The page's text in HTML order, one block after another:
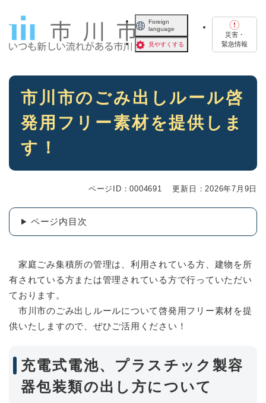
Foreign
language
見やすくする
災害・
緊急情報
本
市川市のごみ出しルール啓
発用フリー素材を提供しま
す！
ページID：0004691 更新日：2026年7月9日
ページ内目次
家庭ごみ集積所の管理は、利用されている方、建物を所
有されている方または管理されている方で行っていただい
ております。
市川市のごみ出しルールについて啓発用フリー素材を提
供いたしますので、ぜひご活用ください！
充電式電池、プラスチック製容
器包装類の出し方について